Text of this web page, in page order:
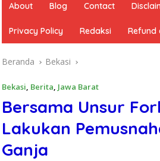
About Blog Contact
Privacy Policy Redaksi Refund
Beranda Bekasi
Bekasi, Berita, Jawa Barat
Bersama Unsur
Lakukan
Ganja